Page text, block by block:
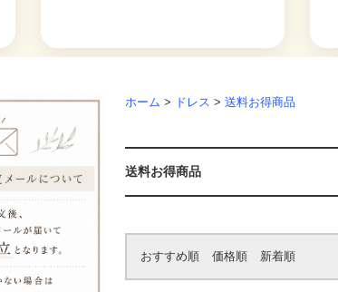
ホーム > ドレス > 送料お得商品
送料お得商品
おすすめ順 価格順 新着順